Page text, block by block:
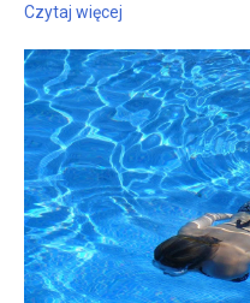
Czytaj więcej